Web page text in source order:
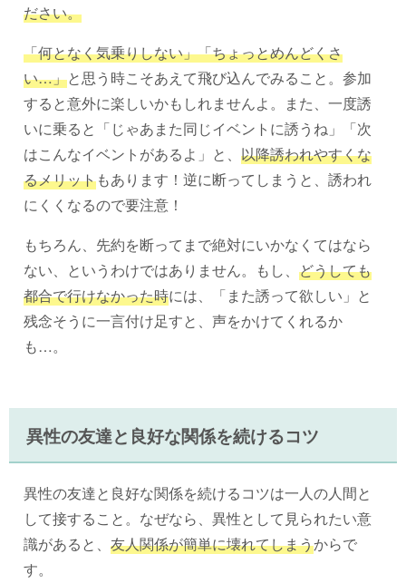
ださい。
「何となく気乗りしない」「ちょっとめんどくさ
い…」と思う時こそあえて飛び込んでみること。参加
すると意外に楽しいかもしれませんよ。また、一度誘
いに乗ると「じゃあまた同じイベントに誘うね」「次
はこんなイベントがあるよ」と、 以降誘われやすくな
るメリットもあります！逆に断ってしまうと、誘われ
にくくなるので要注意！
もちろん、先約を断ってまで絶対にいかなくてはなら
ない、というわけではありません。もし、 どうしても
都合で行けなかった時には、「また誘って欲しい」と
残念そうに一言付け足すと、声をかけてくれるか
も…。
異性の友達と良好な関係を続けるコツ
異性の友達と良好な関係を続けるコツは一人の人間と
して接すること。なぜなら、異性として見られたい意
識があると、 友人関係が簡単に壊れてしまうからで
す。